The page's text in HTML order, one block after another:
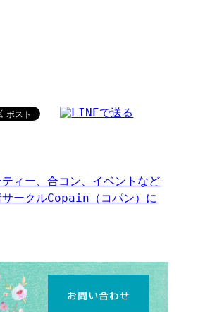
ィー、合コン、イベントなど
サークルCopain（コパン）に